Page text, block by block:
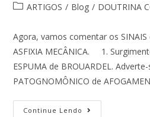
ARTIGOS / Blog / DOUTRINA
Agora, vamos comentar os SINAIS
ASFIXIA MECÂNICA. 1.
ESPUMA de BROUARDEL.
PATOGNOMÔNICO de
Continue Lendo